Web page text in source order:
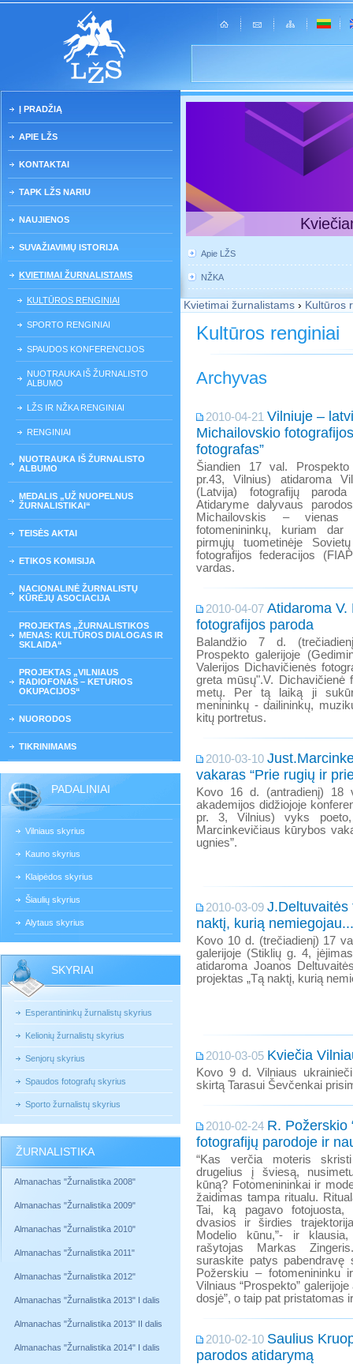
Į PRADŽIĄ
APIE LŽS
KONTAKTAI
TAPK LŽS NARIU
NAUJIENOS
SUVAŽIAVIMŲ ISTORIJA
KVIETIMAI ŽURNALISTAMS
KULTŪROS RENGINIAI
SPORTO RENGINIAI
SPAUDOS KONFERENCIJOS
NUOTRAUKA IŠ ŽURNALISTO
ALBUMO
LŽS IR NŽKA RENGINIAI
RENGINIAI
NUOTRAUKA IŠ ŽURNALISTO
ALBUMO
MEDALIS „UŽ NUOPELNUS
ŽURNALISTIKAI“
TEISĖS AKTAI
ETIKOS KOMISIJA
NACIONALINĖ ŽURNALISTŲ
KŪRĖJŲ ASOCIACIJA
PROJEKTAS „ŽURNALISTIKOS
MENAS: KULTŪROS DIALOGAS IR
SKLAIDA“
PROJEKTAS „VILNIAUS
RADIOFONAS – KETURIOS
OKUPACIJOS“
NUORODOS
TIKRINIMAMS
PADALINIAI
Vilniaus skyrius
Kauno skyrius
Klaipėdos skyrius
Šiaulių skyrius
Alytaus skyrius
SKYRIAI
Esperantininkų žurnalistų skyrius
Kelionių žurnalistų skyrius
Senjorų skyrius
Spaudos fotografų skyrius
Sporto žurnalistų skyrius
ŽURNALISTIKA
Almanachas "Žurnalistika 2008"
Almanachas "Žurnalistika 2009"
Almanachas "Žurnalistika 2010"
Almanachas "Žurnalistika 2011"
Almanachas "Žurnalistika 2012"
Almanachas "Žurnalistika 2013" I dalis
Almanachas "Žurnalistika 2013" II dalis
Almanachas "Žurnalistika 2014" I dalis
Apie LŽS
NŽKA
Kvietimai žurnalistams › Kultūros
Kultūros renginiai
Archyvas
2010-04-21 Vilniuje –
Michailovskio
fotografas”
Šiandien 17 val. Prospekto
pr.43, Vilnius) atidaroma
(Latvija) fotografijų
Atidaryme dalyvaus
Michailovskis – vienas
fotomenininkų, kuriam dar
pirmųjų tuometinėje
fotografijos federacijos
vardas.
2010-04-07 Atidaroma V.
fotografijos paroda
Balandžio 7 d.
Prospekto galerijoje
Valerijos Dichavičienės
greta mūsų".V. Dichavičienė
metų. Per tą laiką ji
menininkų - dailininkų,
kitų portretus.
2010-03-10
vakaras “Prie rugių ir
Kovo 16 d. (antradienį) 18
akademijos didžiojoje
pr. 3, Vilnius) vyks poeto,
Marcinkevičiaus kūrybos
ugnies”.
2010-03-09 J.Deltuvaitės
naktį, kurią
Kovo 10 d. (trečiadienį) 17
galerijoje (Stiklių g. 4,
atidaroma Joanos
projektas „Tą naktį, kurią
2010-03-05 Kviečia
Kovo 9 d. Vilniaus
skirtą Tarasui Ševčenkai
2010-02-24 R. Požerskio
fotografijų parodoje ir
“Kas verčia moteris
drugelius į šviesą,
kūną? Fotomenininkai ir
žaidimas tampa ritualu.
Tai, ką pagavo
dvasios ir širdies
Modelio kūnu,”- ir
rašytojas Markas
suraskite patys pabendravę
Požerskiu – fotomenininku
Vilniaus “Prospekto”
dosjė”, o taip pat pristatomas
2010-02-10 Saulius
parodos atidarymą